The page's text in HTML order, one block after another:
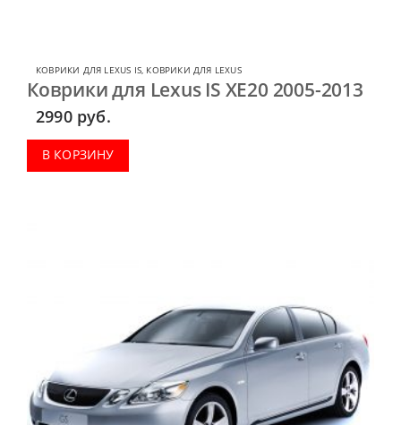
КОВРИКИ ДЛЯ LEXUS IS КОВРИКИ ДЛЯ LEXUS
Коврики для Lexus IS XE20 2005-2013
2990 руб.
В КОРЗИНУ